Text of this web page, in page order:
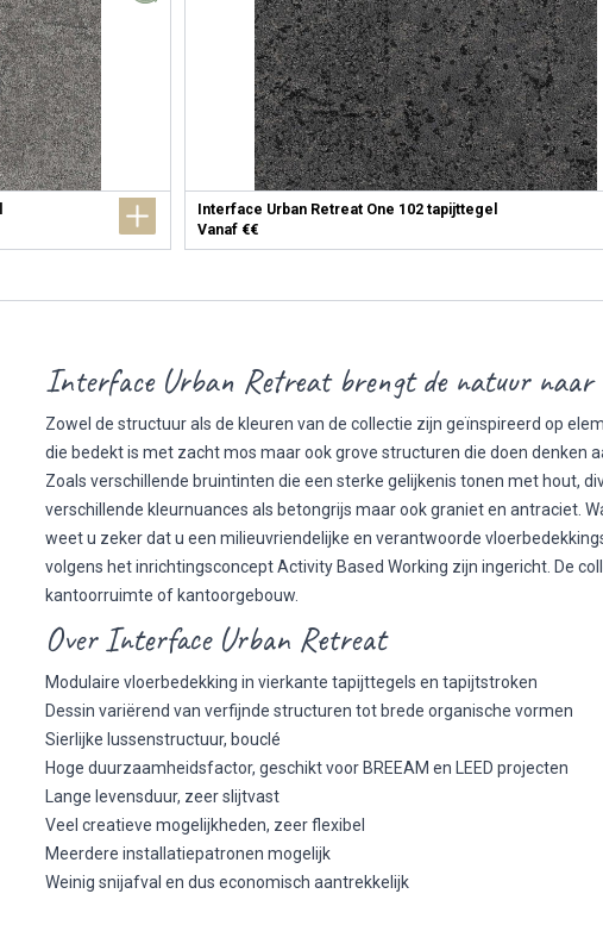
Interface Urban Retreat One 102 tapijttegel
Vanaf €€
Interface Urban Retreat brengt de natuur naar
Zowel de structuur als de kleuren van de collectie zijn geïnspireerd op
die bedekt is met zacht mos maar ook grove structuren die doen denken
Zoals verschillende bruintinten die een sterke gelijkenis tonen met hout,
verschillende kleurnuances als betongrijs maar ook graniet en antraciet.
weet u zeker dat u een milieuvriendelijke en verantwoorde
volgens het inrichtingsconceptActivity Based Working zijn ingericht. De
kantoorruimte of kantoorgebouw.
Over Interface Urban Retreat
Modulaire vloerbedekking in vierkante tapijttegels en tapijtstroken
Dessin variërend van verfijnde structuren tot brede organische vormen
Sierlijke lussenstructuur, bouclé
Hoge duurzaamheidsfactor, geschikt voor BREEAM en LEED projecten
Lange levensduur, zeer slijtvast
Veel creatieve mogelijkheden, zeer flexibel
Meerdere installatiepatronen mogelijk
Weinig snijafval en dus economisch aantrekkelijk